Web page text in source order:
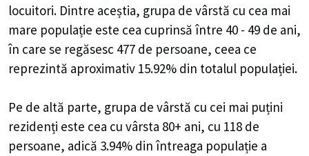
locuitori. Dintre aceștia, grupa de vârstă cu cea mai
mare populație este cea cuprinsă între 40 - 49 de ani,
în care se regăsesc 477 de persoane, ceea ce
reprezintă aproximativ 15.92% din totalul populației.
Pe de altă parte, grupa de vârstă cu cei mai puțini
rezidenți este cea cu vârsta 80+ ani, cu 118 de
persoane, adică 3.94% din întreaga populație a